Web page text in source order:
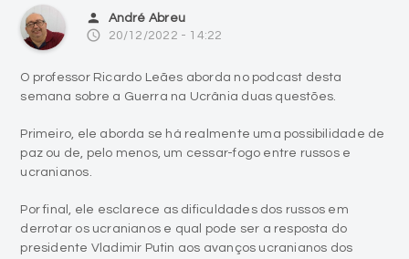
person André Abreu
access_time 20/12/2022 - 14:22
O professor Ricardo Leães aborda no podcast desta
semana sobre a Guerra na Ucrânia duas questões.
Primeiro, ele aborda se há realmente uma possibilidade de
paz ou de, pelo menos, um cessar-fogo entre russos e
ucranianos.
Por final, ele esclarece as dificuldades dos russos em
derrotar os ucranianos e qual pode ser a resposta do
presidente Vladimir Putin aos avanços ucranianos dos